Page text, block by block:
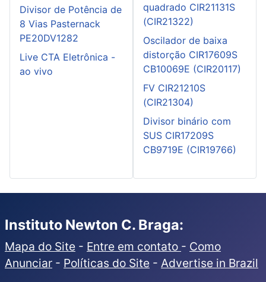
Divisor de Potência de
8 Vias Pasternack
PE20DV1282
Live CTA Eletrônica -
ao vivo
quadrado CIR21131S
(CIR21322)
Oscilador de baixa
distorção CIR17609S
CB10069E (CIR20117)
FV CIR21210S
(CIR21304)
Divisor binário com
SUS CIR17209S
CB9719E (CIR19766)
Instituto Newton C. Braga:
Mapa do Site - Entre em contato - Como
Anunciar - Políticas do Site - Advertise in Brazil